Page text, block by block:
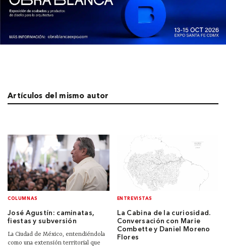
Artículos del mismo autor
COLUMNAS
José Agustín: caminatas,
fiestas y subversión
La Ciudad de México, entendiéndola
como una extensión territorial que
ENTREVISTAS
La Cabina de la curiosidad.
Conversación con Marie
Combette y Daniel Moreno
Flores